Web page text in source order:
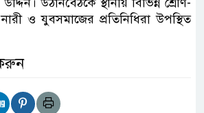
ও যুবসমাজের প্রতিনিধিরা উপস্থিত